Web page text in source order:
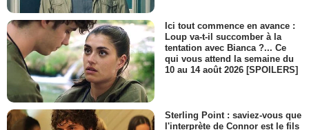
Ici tout commence en avance :
Loup va-t-il succomber à la
tentation avec Bianca ?... Ce
qui vous attend la semaine du
10 au 14 août 2026 [SPOILERS]
Sterling Point : saviez-vous que
l'interprète de Connor est le fils